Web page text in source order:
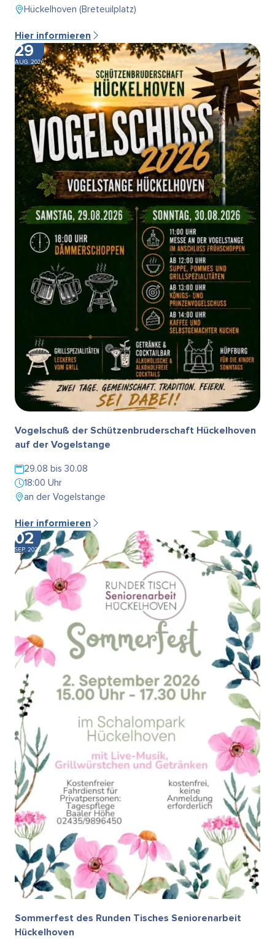
Hückelhoven (Breteuilplatz)
Hier informieren
29
AUG. 2026
Vogelschuß der Schützenbruderschaft Hückelhoven
auf der Vogelstange
29.08 bis 30.08
18:00 Uhr
an der Vogelstange
Hier informieren
02
SEP. 2026
Sommerfest des Runden Tisches Seniorenarbeit
Hückelhoven